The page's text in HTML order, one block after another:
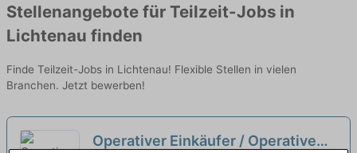
Stellenangebote für Teilzeit-Jobs in
Lichtenau finden
Finde Teilzeit-Jobs in Lichtenau! Flexible Stellen in vielen
Branchen. Jetzt bewerben!
Operativer Einkäufer / Operative